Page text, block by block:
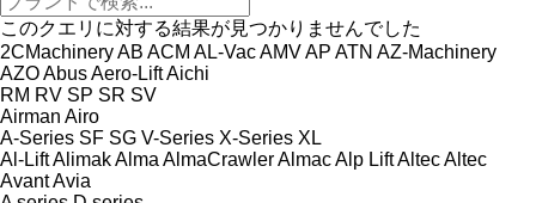
このクエリに対する結果が見つかりませんでした
2CMachineryAB ACM AL-VacAMVAP ATN AZ-Machinery
AZOAbusAero-LiftAichi
RM RV SP SR SV
Airman Airo
A-Series SF SG V-Series X-Series XL
Al-LiftAlimakAlma AlmaCrawlerAlmacAlp LiftAltecAltec
AvantAvia